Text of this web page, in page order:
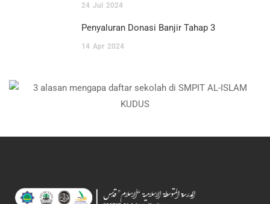
24 Jul 2024
Penyaluran Donasi Banjir Tahap 3
14 Apr 2024